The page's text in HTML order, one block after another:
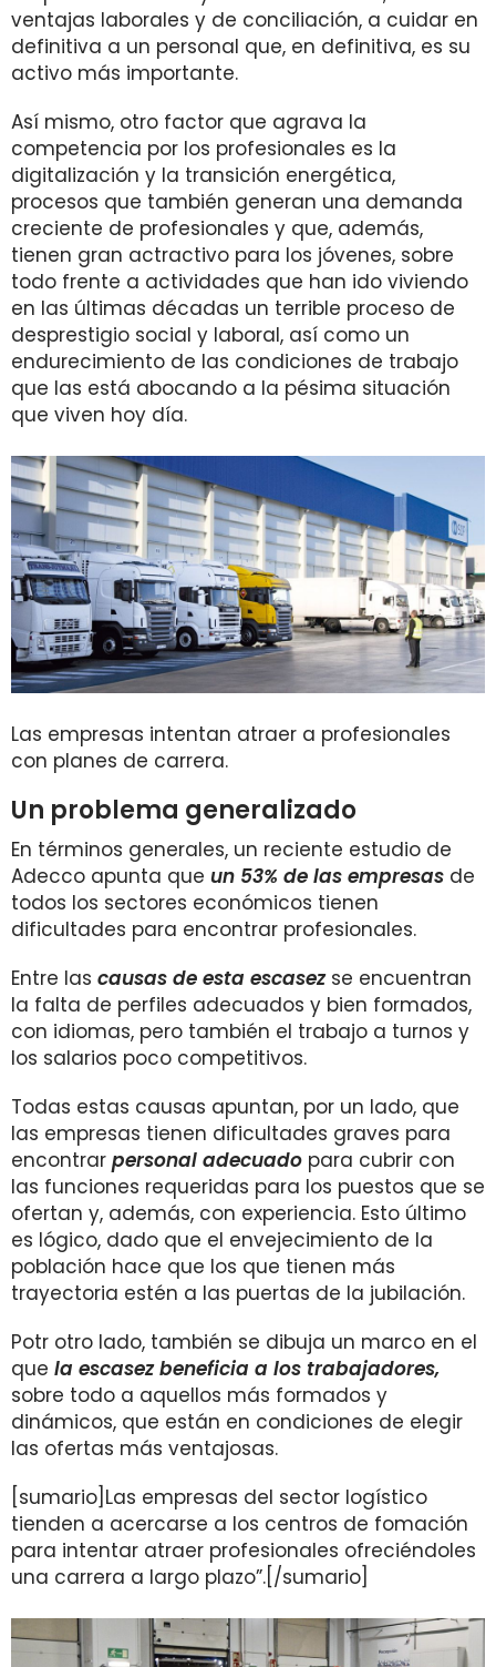
ventajas laborales y de conciliación, a cuidar en
definitiva a un personal que, en definitiva, es su
activo más importante.
Así mismo, otro factor que agrava la
competencia por los profesionales es la
digitalización y la transición energética,
procesos que también generan una demanda
creciente de profesionales y que, además,
tienen gran actractivo para los jóvenes, sobre
todo frente a actividades que han ido viviendo
en las últimas décadas un terrible proceso de
desprestigio social y laboral, así como un
endurecimiento de las condiciones de trabajo
que las está abocando a la pésima situación
que viven hoy día.
Las empresas intentan atraer a profesionales
con planes de carrera.
Un problema generalizado
En términos generales, un reciente estudio de
Adecco apunta que un 53% de las empresas de
todos los sectores económicos tienen
dificultades para encontrar profesionales.
Entre las causas de esta escasezse encuentran
la falta de perfiles adecuados y bien formados,
con idiomas, pero también el trabajo a turnos y
los salarios poco competitivos.
Todas estas causas apuntan, por un lado, que
las empresas tienen dificultades graves para
encontrar personal adecuado para cubrir con
las funciones requeridas para los puestos que se
ofertan y, además, con experiencia. Esto último
es lógico, dado que el envejecimiento de la
población hace que los que tienen más
trayectoria estén a las puertas de la jubilación.
Potr otro lado, también se dibuja un marco en el
que la escasez beneficia a los trabajadores,
sobre todo a aquellos más formados y
dinámicos, que están en condiciones de elegir
las ofertas más ventajosas.
[sumario]Las empresas del sector logístico
tienden a acercarse a los centros de fomación
para intentar atraer profesionales ofreciéndoles
una carrera a largo plazo”.[/sumario]